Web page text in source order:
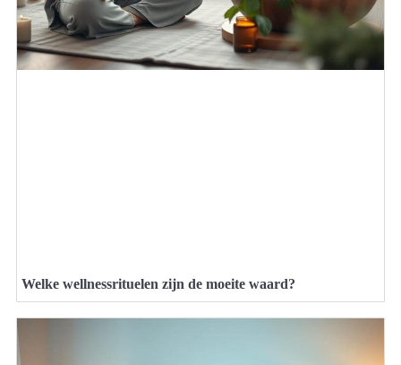
Welke wellnessrituelen zijn de moeite waard?